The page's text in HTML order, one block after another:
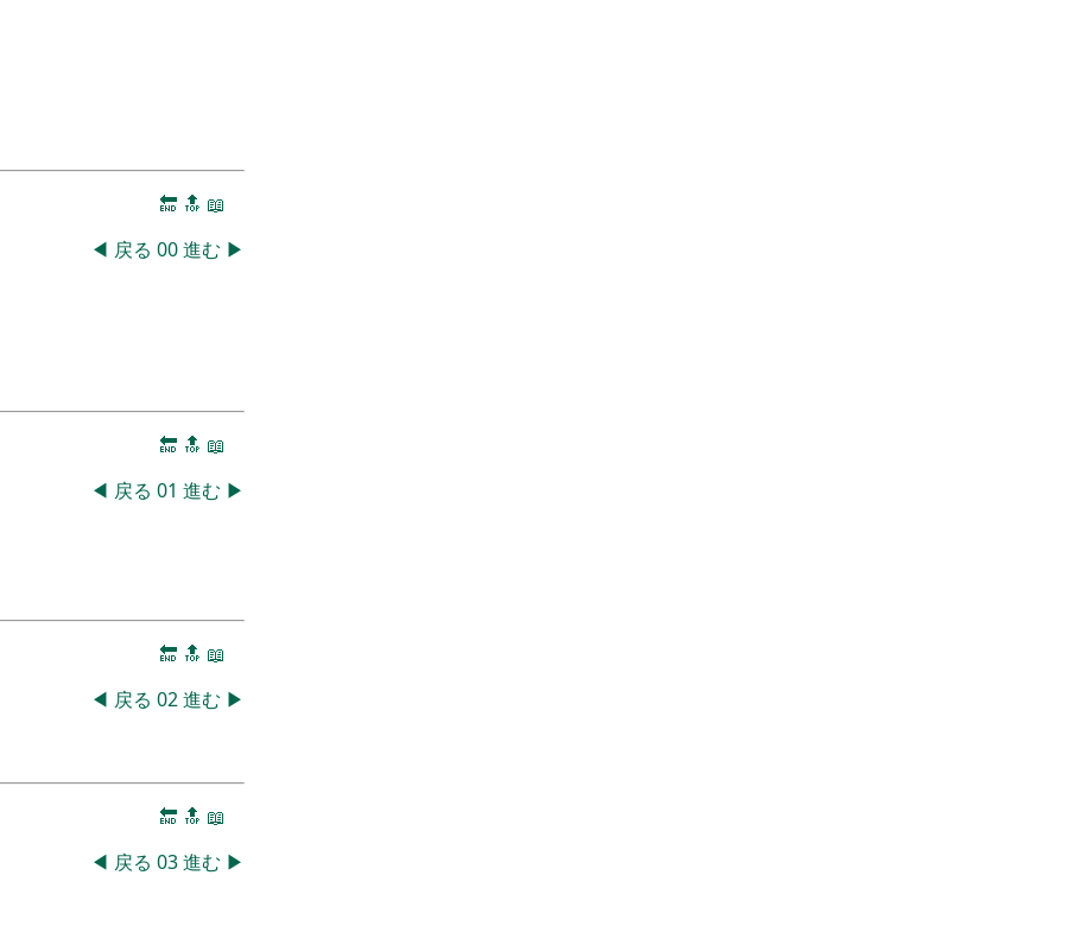
🔚 🔝 📖
◀ 戻る 00進む ▶
🔚 🔝 📖
◀ 戻る 01 進む ▶
🔚 🔝 📖
◀ 戻る 02進む ▶
🔚 🔝 📖
◀ 戻る 03進む ▶